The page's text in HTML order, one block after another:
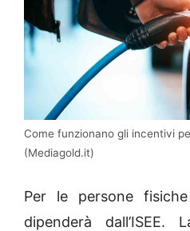
Come funzionano gli incentivi
(Mediagold.it)
Per le persone
dipenderà